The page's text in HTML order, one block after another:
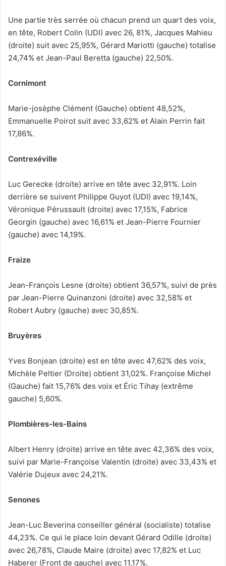
Une partie très serrée où chacun prend un quart des voix,
en tête, Robert Colin (UDI) avec 26, 81%, Jacques Mahieu
(droite) suit avec 25,95%, Gérard Mariotti (gauche) totalise
24,74% et Jean-Paul Beretta (gauche) 22,50%.
Cornimont
Marie-josèphe Clément (Gauche) obtient 48,52%,
Emmanuelle Poirot suit avec 33,62% et Alain Perrin fait
17,86%.
Contrexéville
Luc Gerecke (droite) arrive en tête avec 32,91%. Loin
derrière se suivent Philippe Guyot (UDI) avec 19,14%,
Véronique Pérussault (droite) avec 17,15%, Fabrice
Georgin (gauche) avec 16,61% et Jean-Pierre Fournier
(gauche) avec 14,19%.
Fraize
Jean-François Lesne (droite) obtient 36,57%, suivi de près
par Jean-Pierre Quinanzoni (droite) avec 32,58% et
Robert Aubry (gauche) avec 30,85%.
Bruyères
Yves Bonjean (droite) est en tête avec 47,62% des voix,
Michèle Peltier (Droite) obtient 31,02%. Françoise Michel
(Gauche) fait 15,76% des voix et Éric Tihay (extrême
gauche) 5,60%.
Plombières-les-Bains
Albert Henry (droite) arrive en tête avec 42,36% des voix,
suivi par Marie-Françoise Valentin (droite) avec 33,43% et
Valérie Dujeux avec 24,21%.
Senones
Jean-Luc Beverina conseiller général (socialiste) totalise
44,23%. Ce qui le place loin devant Gérard Odille (droite)
avec 26,78%, Claude Maire (droite) avec 17,82% et Luc
Haberer (Front de gauche) avec 11,17%.